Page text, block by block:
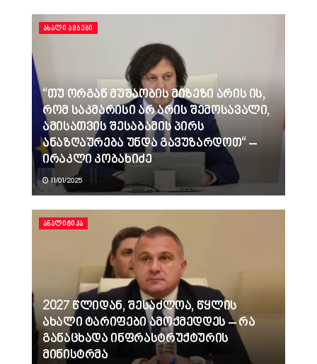
ᲐᲮᲐᲚᲘ ᲐᲛᲑᲔᲑᲘ
“თუ ორგან მუშაობის მიზეზი არის ის,
რომ საკმარისი არ არის შემოსავალი,
ამისათვის შესაბამის პირს
ანაზღაურება უნდა გავუზარდოთ“ –
ირაკლი კობახიძე
11/01/2025
ᲐᲜᲐᲚᲘᲢᲘᲙᲐ
2027 წლიდან, შესაძლოა, წყლის
ახალი ტარიფები ამოქმედდეს – რა
განაცხადა ინფრასტრუქტურის
მინისტრმა